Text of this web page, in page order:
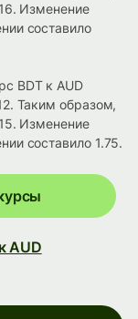
Изменение
составило
BDT к AUD
Таким образом,
Изменение
составило 1.75.
AUD